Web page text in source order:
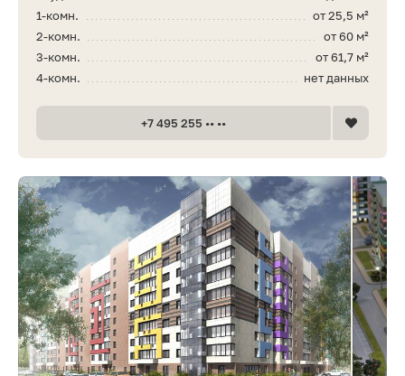
от 25,5 м²
1-комн.
от 60 м²
2-комн.
от 61,7 м²
3-комн.
нет данных
4-комн.
+7 495 255 •• ••